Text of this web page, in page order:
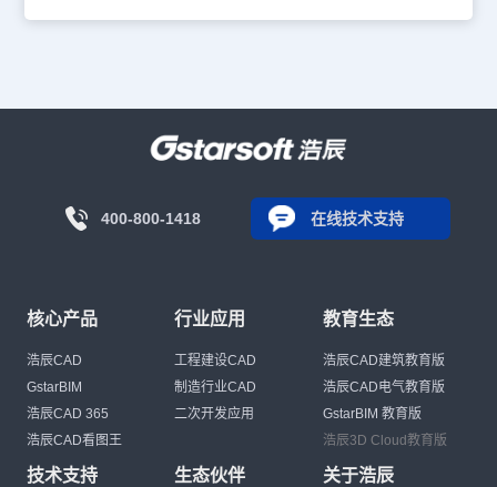
400-800-1418 在线技术支持
核心产品
浩辰CAD
GstarBIM
浩辰CAD 365
浩辰CAD看图王
行业应用
工程建设CAD
制造行业CAD
二次开发应用
教育生态
浩辰CAD建筑教育版
浩辰CAD电气教育版
GstarBIM 教育版
浩辰3D Cloud教育版
技术支持 生态伙伴 关于浩辰